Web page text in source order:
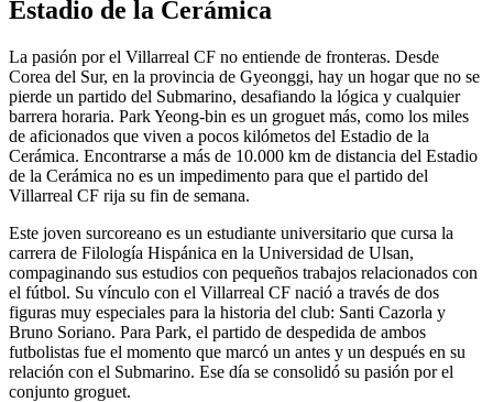
Estadio de la Cerámica
La pasión por el Villarreal CF no entiende de fronteras. Desde
Corea del Sur, en la provincia de Gyeonggi, hay un hogar que no se
pierde un partido del Submarino, desafiando la lógica y cualquier
barrera horaria. Park Yeong-bin es un groguet más, como los miles
de aficionados que viven a pocos kilómetos del Estadio de la
Cerámica. Encontrarse a más de 10.000 km de distancia del Estadio
de la Cerámica no es un impedimento para que el partido del
Villarreal CF rija su fin de semana.
Este joven surcoreano es un estudiante universitario que cursa la
carrera de Filología Hispánica en la Universidad de Ulsan,
compaginando sus estudios con pequeños trabajos relacionados con
el fútbol. Su vínculo con el Villarreal CF nació a través de dos
figuras muy especiales para la historia del club: Santi Cazorla y
Bruno Soriano. Para Park, el partido de despedida de ambos
futbolistas fue el momento que marcó un antes y un después en su
relación con el Submarino. Ese día se consolidó su pasión por el
conjunto groguet.